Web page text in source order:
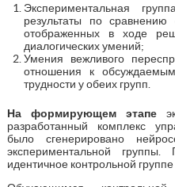
Экспериментальная
результаты по сравнению
отображенных в ходе
диалогических умений;
Умения вежливого
отношения к
трудности у обеих групп.
На формирующем этапе
разработанный комплекс
было сгенерировано
экспериментальной
идентичное контрольной